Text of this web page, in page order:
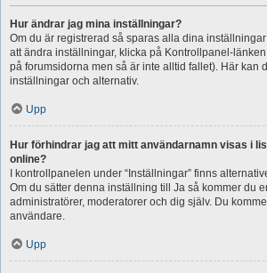
Hur ändrar jag mina inställningar?
Om du är registrerad så sparas alla dina
att ändra inställningar, klicka på Kontrollpanel-
på forumsidorna men så är inte alltid fallet). Här kan
inställningar och alternativ.
Upp
Hur förhindrar jag att mitt användarnamn visas i
online?
I kontrollpanelen under “Inställningar” finns
Om du sätter denna inställning till Ja så kommer du
administratörer, moderatorer och dig själv. Du
användare.
Upp